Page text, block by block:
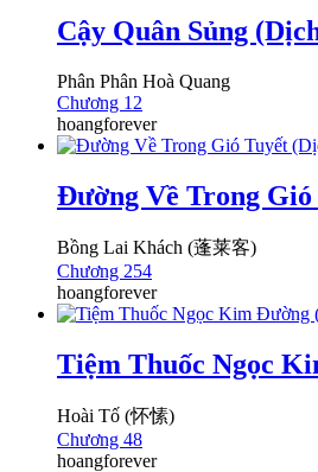
Cậy Quân Sủng
Phân Phân Hoà Quang
Chương 12
hoangforever
Đường Về Trong
Bồng Lai Khách (蓬莱客)
Chương 254
hoangforever
Tiệm Thuốc Ngọc
Hoài Tố (怀愫)
Chương 48
hoangforever